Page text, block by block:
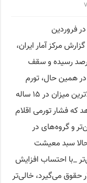
فروردین
گزارش مرکز آمار ایران،
به نقطه و سالانه به به ۷۳.۵ درصد رسیده و سقف
است. در همین حال، تورم
خوراکی‌ها و غیرخوراکی و خدمات نیز به بالاترین میزان در ۱۵ ساله
فشار تورمی اقلام
و گروه‌های در
سبد معیشت
عبارت دقیق‌تر _با احتساب افزایش
حداقل دستمزد و مزایا_ ۸۸ دلار حقوق می‌گیرد، خالی‌تر